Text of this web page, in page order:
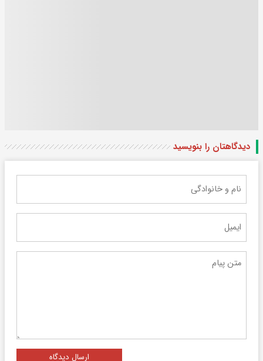
دیدگاهتان را بنویسید
ارسال دیدگاه